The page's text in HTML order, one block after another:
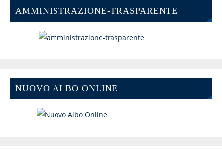
AMMINISTRAZIONE-TRASPARENTE
NUOVO ALBO ONLINE